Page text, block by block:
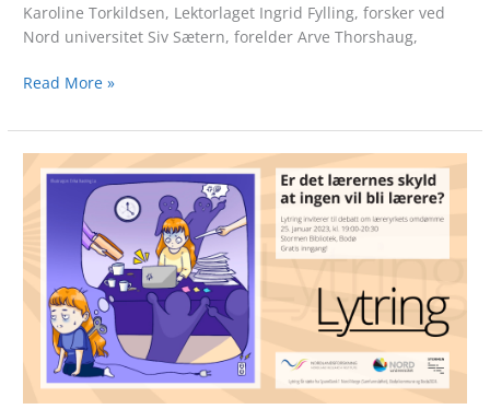
Karoline Torkildsen, Lektorlaget Ingrid Fylling, forsker ved
Nord universitet Siv Sætern, forelder Arve Thorshaug,
Read More »
25.
januar
lærernes
skyld
ingen
bli